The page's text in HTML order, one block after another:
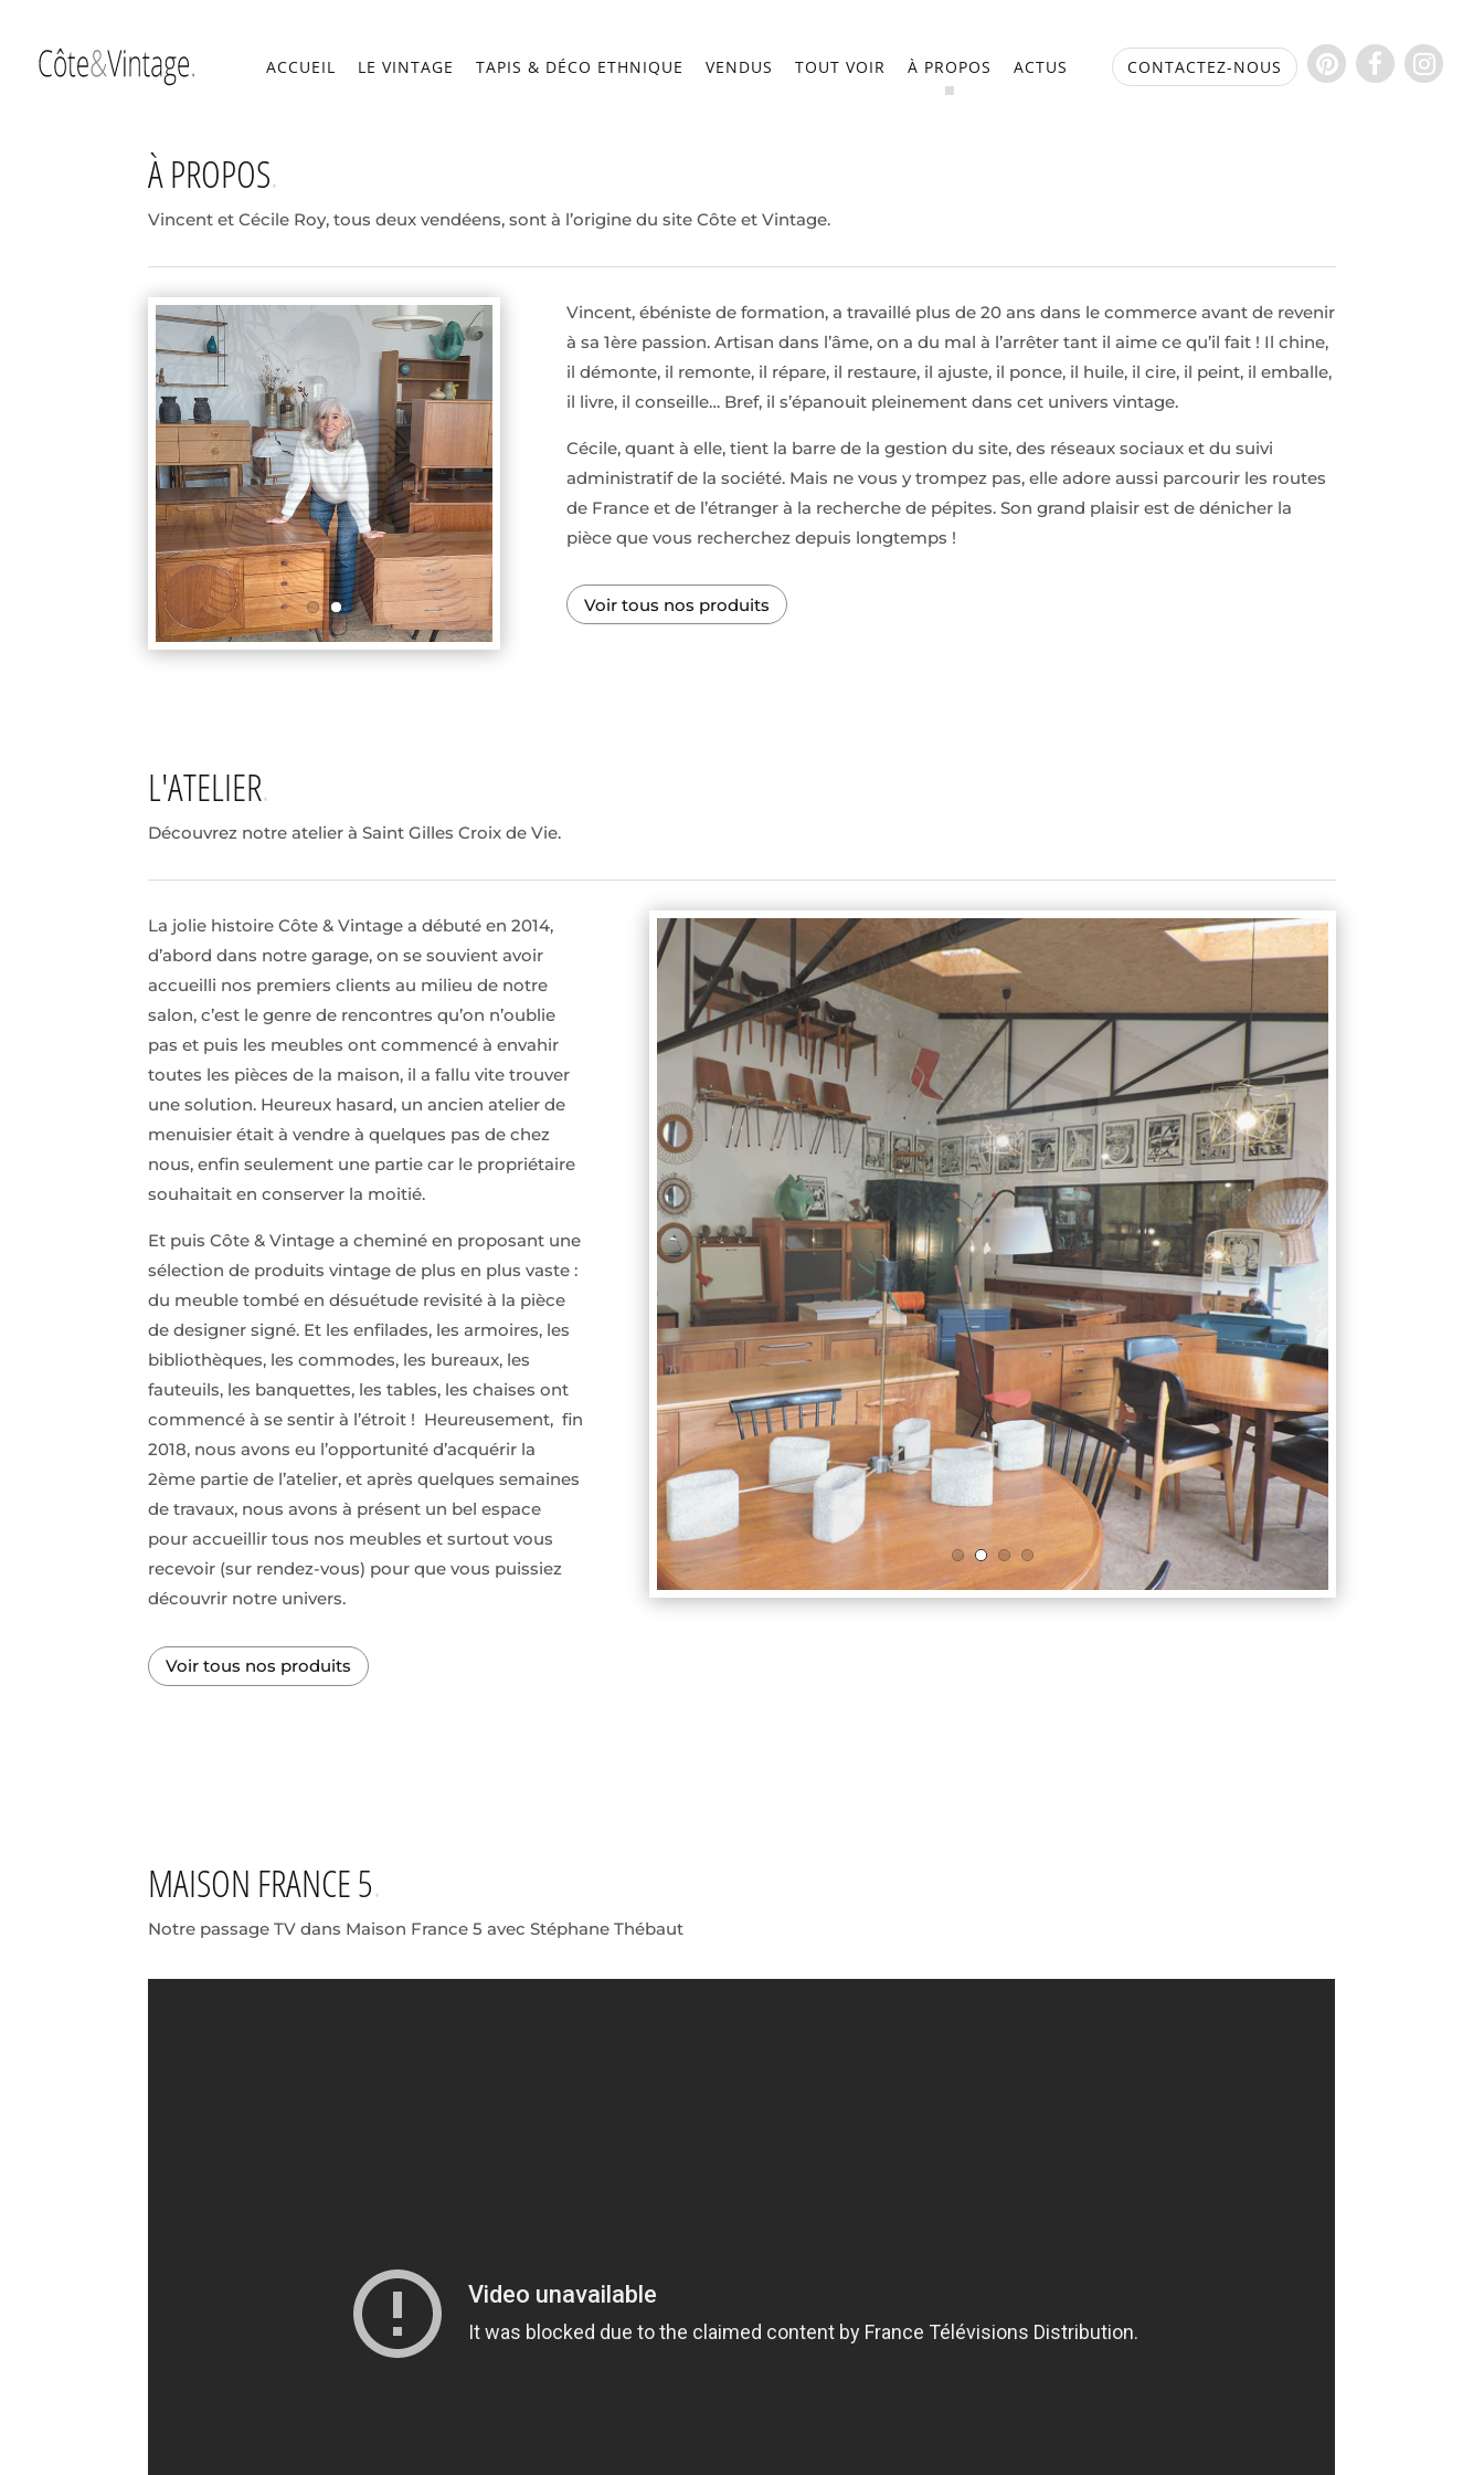
ACCUEIL LE VINTAGE TAPIS & DÉCO ETHNIQUE VENDUS TOUT VOIR À PROPOS ACTUS CONTACTEZ-NOUS
À PROPOS
Vincent et Cécile Roy, tous deux vendéens, sont à l’origine du site Côte et Vintage.
Vincent, ébéniste de formation, a travaillé plus de 20 ans dans le commerce avant de revenir
à sa 1ère passion. Artisan dans l’âme, on a du mal à l’arrêter tant il aime ce qu’il fait ! Il chine,
il démonte, il remonte, il répare, il restaure, il ajuste, il ponce, il huile, il cire, il peint, il emballe,
il livre, il conseille… Bref, il s’épanouit pleinement dans cet univers vintage.
Cécile, quant à elle, tient la barre de la gestion du site, des réseaux sociaux et du suivi
administratif de la société. Mais ne vous y trompez pas, elle adore aussi parcourir les routes
de France et de l’étranger à la recherche de pépites. Son grand plaisir est de dénicher la
pièce que vous recherchez depuis longtemps !
Voir tous nos produits
L'ATELIER
Découvrez notre atelier à Saint Gilles Croix de Vie.
La jolie histoire Côte & Vintage a débuté en 2014,
d’abord dans notre garage, on se souvient avoir
accueilli nos premiers clients au milieu de notre
salon, c’est le genre de rencontres qu’on n’oublie
pas et puis les meubles ont commencé à envahir
toutes les pièces de la maison, il a fallu vite trouver
une solution. Heureux hasard, un ancien atelier de
menuisier était à vendre à quelques pas de chez
nous, enfin seulement une partie car le propriétaire
souhaitait en conserver la moitié.
Et puis Côte & Vintage a cheminé en proposant une
sélection de produits vintage de plus en plus vaste :
du meuble tombé en désuétude revisité à la pièce
de designer signé. Et les enfilades, les armoires, les
bibliothèques, les commodes, les bureaux, les
fauteuils, les banquettes, les tables, les chaises ont
commencé à se sentir à l’étroit ! Heureusement, fin
2018, nous avons eu l’opportunité d’acquérir la
2ème partie de l’atelier, et après quelques semaines
de travaux, nous avons à présent un bel espace
pour accueillir tous nos meubles et surtout vous
recevoir (sur rendez-vous) pour que vous puissiez
découvrir notre univers.
Voir tous nos produits
MAISON FRANCE 5
Notre passage TV dans Maison France 5 avec Stéphane Thébaut